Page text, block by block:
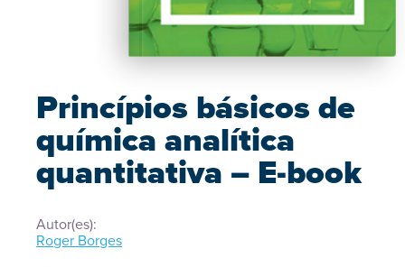
Princípios básicos de
química analítica
quantitativa – E-book
Autor(es):
Roger Borges